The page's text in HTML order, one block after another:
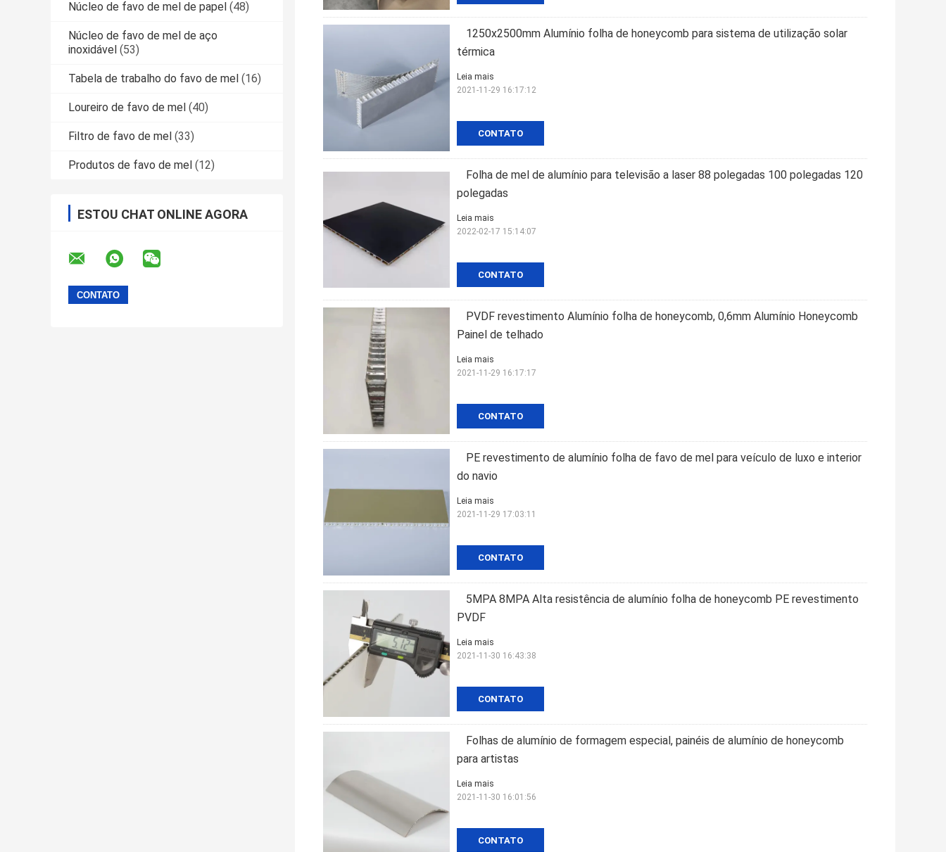
Núcleo de favo de mel de papel (48)
Núcleo de favo de mel de aço
inoxidável (53)
Tabela de trabalho do favo de mel (16)
Loureiro de favo de mel (40)
Filtro de favo de mel (33)
Produtos de favo de mel (12)
ESTOU CHAT ONLINE AGORA
1250x2500mm Alumínio folha de honeycomb para sistema de utilização solar
térmica
CONTATO
Leia mais
2021-11-29 16:17:12
Folha de mel de alumínio para televisão a laser 88 polegadas 100 polegadas 120
polegadas
CONTATO
Leia mais
2022-02-17 15:14:07
PVDF revestimento Alumínio folha de honeycomb, 0,6mm Alumínio Honeycomb
Painel de telhado
CONTATO
Leia mais
2021-11-29 16:17:17
PE revestimento de alumínio folha de favo de mel para veículo de luxo e interior
do navio
CONTATO
Leia mais
2021-11-29 17:03:11
5MPA 8MPA Alta resistência de alumínio folha de honeycomb PE revestimento
PVDF
CONTATO
Leia mais
2021-11-30 16:43:38
Folhas de alumínio de formagem especial, painéis de alumínio de honeycomb
para artistas
CONTATO
Leia mais
2021-11-30 16:01:56